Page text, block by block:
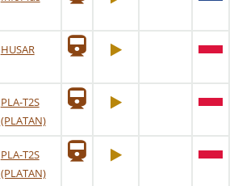
HUSAR
PLA-T2S
(PLATAN)
PLA-T2S
(PLATAN)